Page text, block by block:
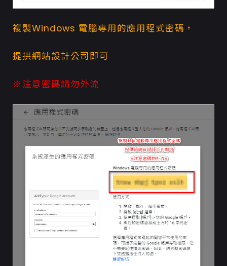
複製Windows 電腦專用的應用程式密碼，
提拱網站設計公司即可
※注意密碼請勿外流